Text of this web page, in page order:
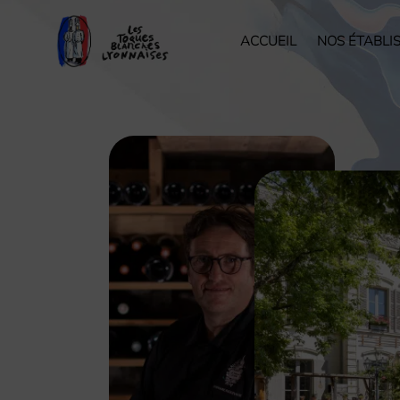
ACCUEIL NOS